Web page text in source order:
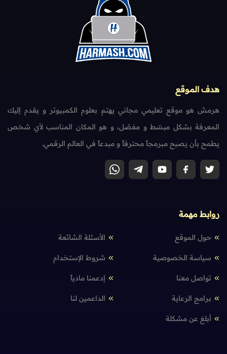
هدف الموقع
هرمش هو موقع تعليمي مجاني يهتم بعلوم الكمبيوتر و يقدم إليك
المعرفة بشكل مبسّط و مفصّل، و هو المكان المناسب لأي شخص
يطمح بأن يصبح مبرمجاً محترفاً و مبدعاً في العالم الرقمي.
روابط مهمة
حول الموقع الأسئلة الشائعة
سياسة الخصوصية شروط الإستخدام
تواصل معنا إدعمنا مادياً
برامج الرعاية الداعمين لنا
أبلغ عن مشكلة